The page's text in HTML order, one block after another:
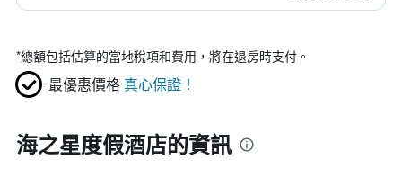
*總額包括估算的當地稅項和費用，將在退房時支付。
最優惠價格 真心保證！
海之星度假酒店的資訊